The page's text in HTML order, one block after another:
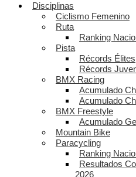
Disciplinas
Ciclismo Femenino
Ruta
Ranking
Pista
Récords Élites
Récords
BMX Racing
Acumulado
Acumulado
BMX Freestyle
Acumulado
Mountain Bike
Paracycling
Ranking
Resultados
2026